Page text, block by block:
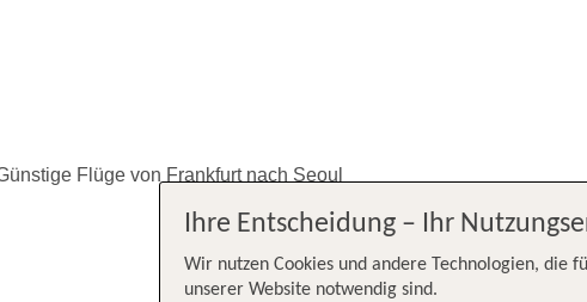
Flüge von Frankfurt nach Seoul
Ihre Entscheidung – Ihr
Wir nutzen Cookies und andere Technologien, die
unserer Website notwendig sind.